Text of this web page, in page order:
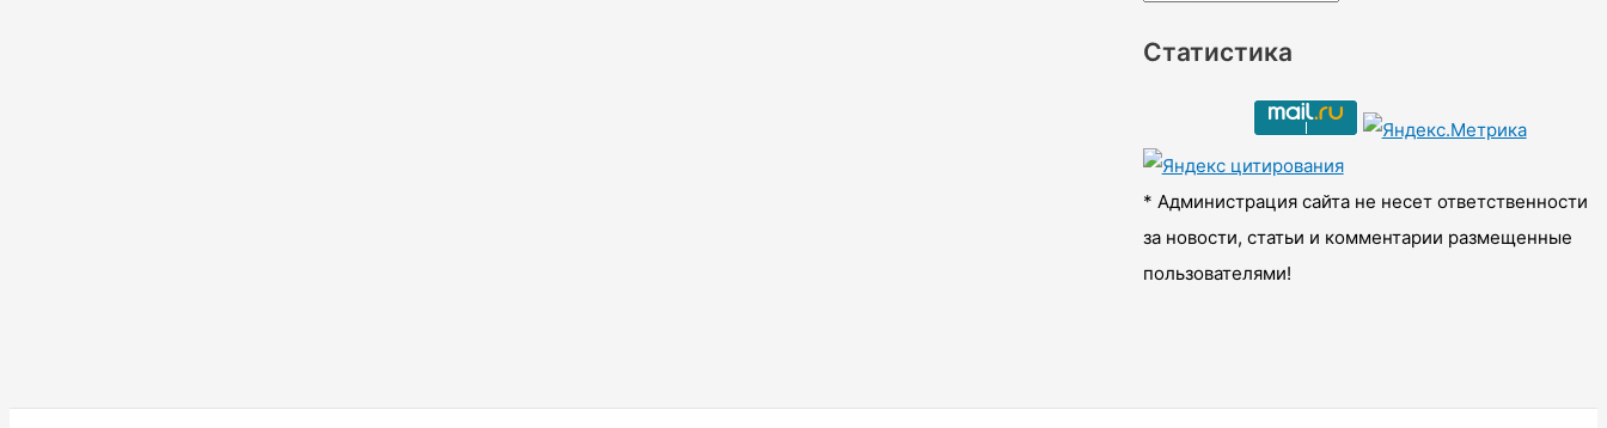
х
ы
Статистика
* Администрация сайта не несет ответственности
за новости, статьи и комментарии размещенные
пользователями!